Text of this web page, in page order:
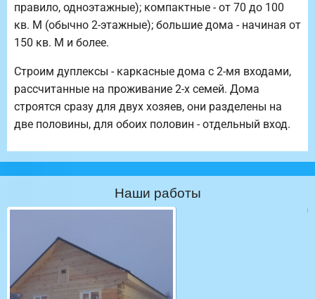
правило, одноэтажные); компактные - от 70 до 100
кв. М (обычно 2-этажные); большие дома - начиная от
150 кв. М и более.
Строим дуплексы - каркасные дома с 2-мя входами,
рассчитанные на проживание 2-х семей. Дома
строятся сразу для двух хозяев, они разделены на
две половины, для обоих половин - отдельный вход.
Наши работы